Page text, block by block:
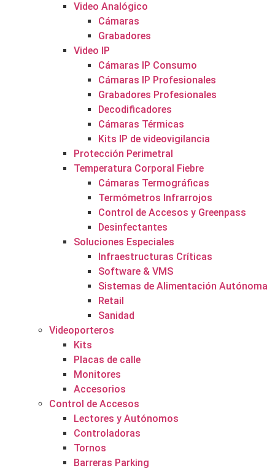
Video Analógico
Cámaras
Grabadores
Video IP
Cámaras IP Consumo
Cámaras IP Profesionales
Grabadores Profesionales
Decodificadores
Cámaras Térmicas
Kits IP de videovigilancia
Protección Perimetral
Temperatura Corporal Fiebre
Cámaras Termográficas
Termómetros Infrarrojos
Control de Accesos y Greenpass
Desinfectantes
Soluciones Especiales
Infraestructuras Críticas
Software & VMS
Sistemas de Alimentación Autónoma
Retail
Sanidad
Videoporteros
Kits
Placas de calle
Monitores
Accesorios
Control de Accesos
Lectores y Autónomos
Controladoras
Tornos
Barreras Parking